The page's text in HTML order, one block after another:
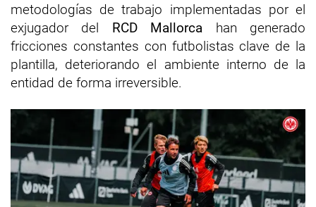
metodologías de trabajo implementadas por el
exjugador del RCD Mallorca han generado
fricciones constantes con futbolistas clave de la
plantilla, deteriorando el ambiente interno de la
entidad de forma irreversible.